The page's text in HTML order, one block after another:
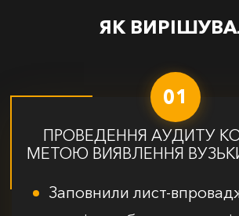
ЯК
01
ПРОВЕДЕННЯ АУДИТУ
МЕТОЮ ВИЯВЛЕННЯ
Заповнили лист-